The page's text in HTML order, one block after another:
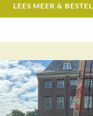
LEES MEER & BESTEL